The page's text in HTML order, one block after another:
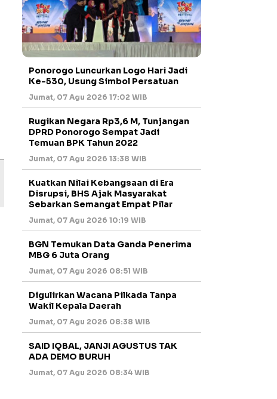
Ponorogo Luncurkan Logo Hari Jadi
Ke-530, Usung Simbol Persatuan
Jumat, 07 Agu 2026 17:02 WIB
Rugikan Negara Rp3,6 M, Tunjangan
DPRD Ponorogo Sempat Jadi
Temuan BPK Tahun 2022
Jumat, 07 Agu 2026 13:38 WIB
Kuatkan Nilai Kebangsaan di Era
Disrupsi, BHS Ajak Masyarakat
Sebarkan Semangat Empat Pilar
Jumat, 07 Agu 2026 10:19 WIB
BGN Temukan Data Ganda Penerima
MBG 6 Juta Orang
Jumat, 07 Agu 2026 08:51 WIB
Digulirkan Wacana Pilkada Tanpa
Wakil Kepala Daerah
Jumat, 07 Agu 2026 08:38 WIB
SAID IQBAL, JANJI AGUSTUS TAK
ADA DEMO BURUH
Jumat, 07 Agu 2026 08:34 WIB